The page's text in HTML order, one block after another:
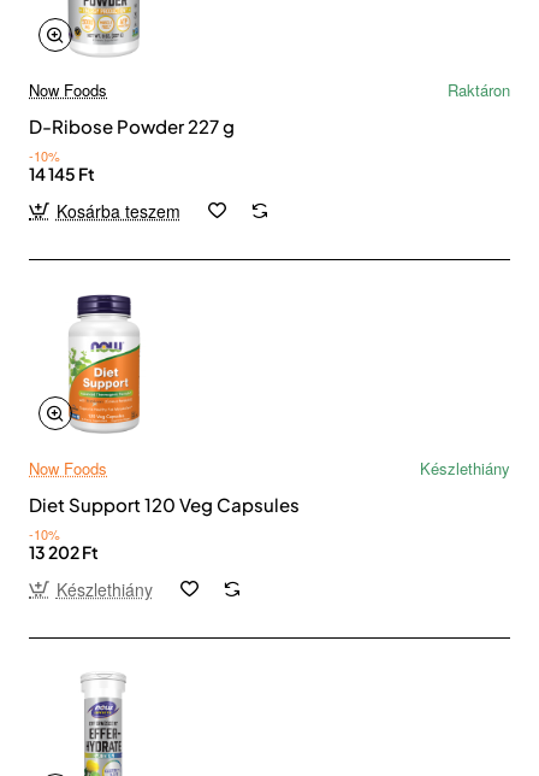
Now Foods
Raktáron
D-Ribose Powder 227 g
-10%
14 145 Ft
Kosárba teszem
Now Foods
Készlethiány
Diet Support 120 Veg Capsules
-10%
13 202 Ft
Készlethiány